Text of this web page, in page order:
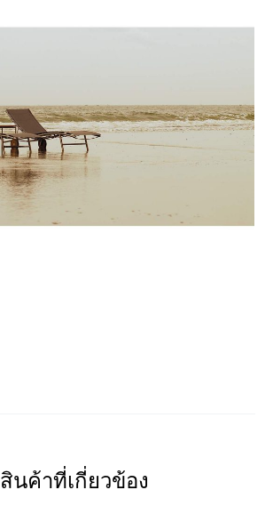
สินค้าที่เกี่ยวข้อง